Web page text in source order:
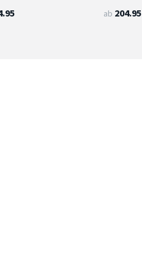
ab 204.95